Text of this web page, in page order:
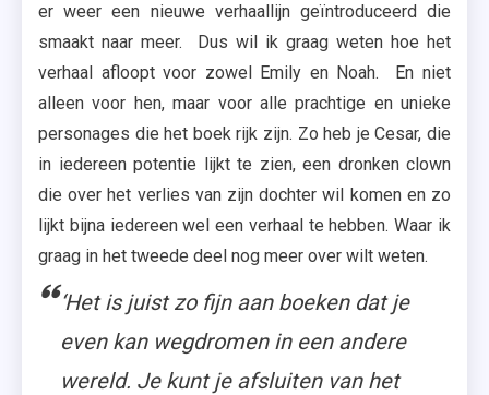
er weer een nieuwe verhaallijn geïntroduceerd die
smaakt naar meer. Dus wil ik graag weten hoe het
verhaal afloopt voor zowel Emily en Noah. En niet
alleen voor hen, maar voor alle prachtige en unieke
personages die het boek rijk zijn. Zo heb je Cesar, die
in iedereen potentie lijkt te zien, een dronken clown
die over het verlies van zijn dochter wil komen en zo
lijkt bijna iedereen wel een verhaal te hebben. Waar ik
graag in het tweede deel nog meer over wilt weten.
‘Het is juist zo fijn aan boeken dat je
even kan wegdromen in een andere
wereld. Je kunt je afsluiten van het